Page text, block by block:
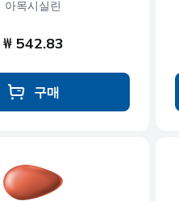
아목시실린
₩ 542.83
구매